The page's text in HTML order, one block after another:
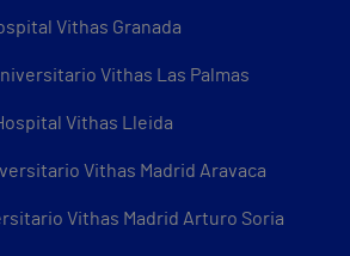
Vithas Granada
Vithas Las Palmas
Vithas Lleida
Vithas Madrid Aravaca
Vithas Madrid Arturo Soria